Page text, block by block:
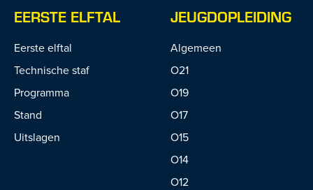
EERSTE ELFTAL
Eerste elftal
Technische staf
Programma
Stand
Uitslagen
JEUGDOPLEIDING
Algemeen
O21
O19
O17
O15
O14
O12